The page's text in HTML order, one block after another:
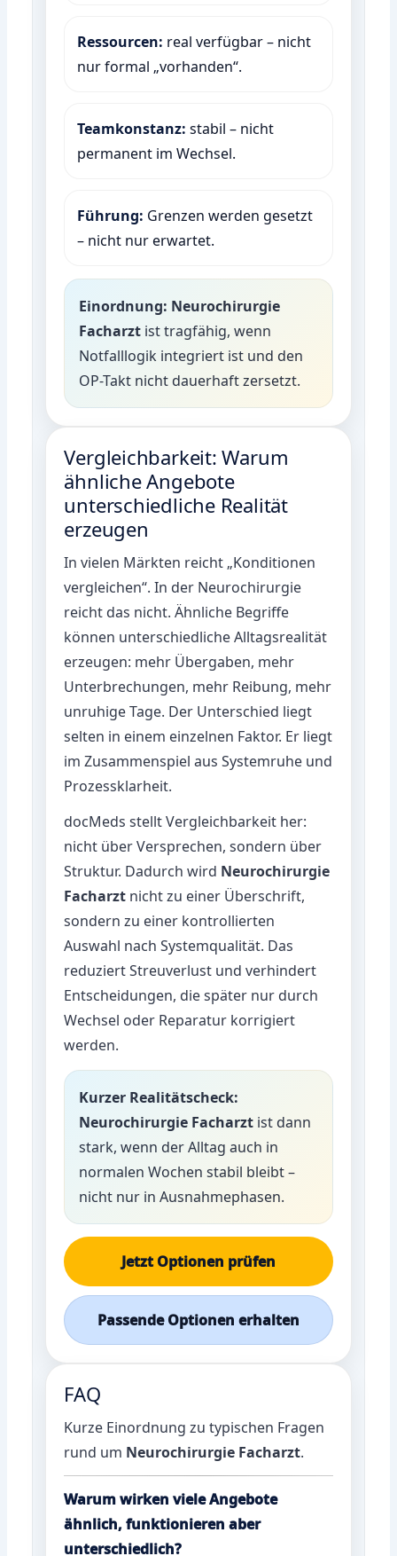
Ressourcen: real verfügbar – nicht
nur formal „vorhanden“.
Teamkonstanz: stabil – nicht
permanent im Wechsel.
Führung: Grenzen werden gesetzt
– nicht nur erwartet.
Einordnung: Neurochirurgie
Facharzt ist tragfähig, wenn
Notfalllogik integriert ist und den
OP-Takt nicht dauerhaft zersetzt.
Vergleichbarkeit: Warum
ähnliche Angebote
unterschiedliche Realität
erzeugen
In vielen Märkten reicht „Konditionen
vergleichen“. In der Neurochirurgie
reicht das nicht. Ähnliche Begriffe
können unterschiedliche Alltagsrealität
erzeugen: mehr Übergaben, mehr
Unterbrechungen, mehr Reibung, mehr
unruhige Tage. Der Unterschied liegt
selten in einem einzelnen Faktor. Er liegt
im Zusammenspiel aus Systemruhe und
Prozessklarheit.
docMeds stellt Vergleichbarkeit her:
nicht über Versprechen, sondern über
Struktur. Dadurch wird Neurochirurgie
Facharzt nicht zu einer Überschrift,
sondern zu einer kontrollierten
Auswahl nach Systemqualität. Das
reduziert Streuverlust und verhindert
Entscheidungen, die später nur durch
Wechsel oder Reparatur korrigiert
werden.
Kurzer Realitätscheck:
Neurochirurgie Facharzt ist dann
stark, wenn der Alltag auch in
normalen Wochen stabil bleibt –
nicht nur in Ausnahmephasen.
Jetzt Optionen prüfen
Passende Optionen erhalten
FAQ
Kurze Einordnung zu typischen Fragen
rund um Neurochirurgie Facharzt.
Warum wirken viele Angebote
ähnlich, funktionieren aber
unterschiedlich?